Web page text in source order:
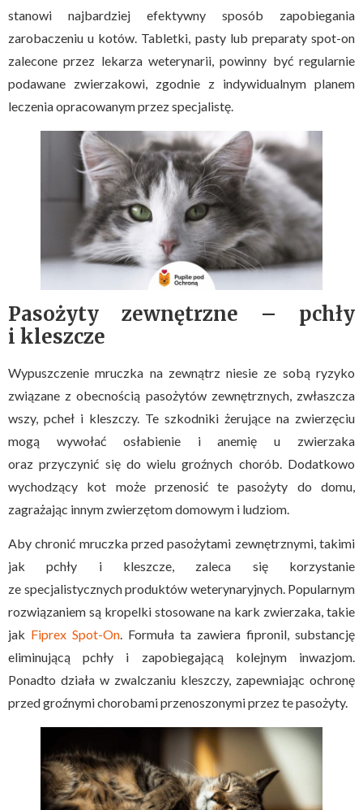
stanowi najbardziej efektywny sposób zapobiegania
zarobaczeniu u kotów. Tabletki, pasty lub preparaty spot-on
zalecone przez lekarza weterynarii, powinny być regularnie
podawane zwierzakowi, zgodnie z indywidualnym planem
leczenia opracowanym przez specjalistę.
Pasożyty zewnętrzne – pchły
i kleszcze
Wypuszczenie mruczka na zewnątrz niesie ze sobą ryzyko
związane z obecnością pasożytów zewnętrznych, zwłaszcza
wszy, pcheł i kleszczy. Te szkodniki żerujące na zwierzęciu
mogą wywołać osłabienie i anemię u zwierzaka
oraz przyczynić się do wielu groźnych chorób. Dodatkowo
wychodzący kot może przenosić te pasożyty do domu,
zagrażając innym zwierzętom domowym i ludziom.
Aby chronić mruczka przed pasożytami zewnętrznymi, takimi
jak pchły i kleszcze, zaleca się korzystanie
ze specjalistycznych produktów weterynaryjnych. Popularnym
rozwiązaniem są kropelki stosowane na kark zwierzaka, takie
jak Fiprex Spot-On. Formuła ta zawiera fipronil, substancję
eliminującą pchły i zapobiegającą kolejnym inwazjom.
Ponadto działa w zwalczaniu kleszczy, zapewniając ochronę
przed groźnymi chorobami przenoszonymi przez te pasożyty.